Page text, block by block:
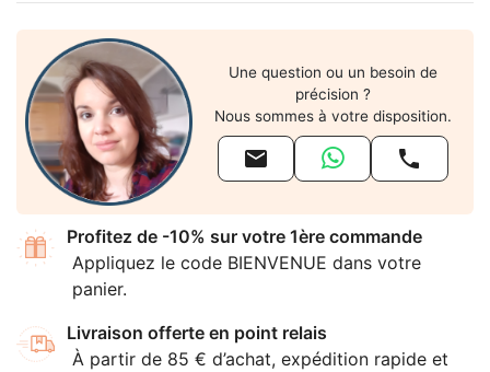
Une question ou un besoin de
précision ?
Nous sommes à votre disposition.
 
Profitez de -10% sur votre 1ère commande
Appliquez le code BIENVENUE dans votre
panier.
Livraison offerte en point relais
À partir de 85 € d’achat, expédition rapide et